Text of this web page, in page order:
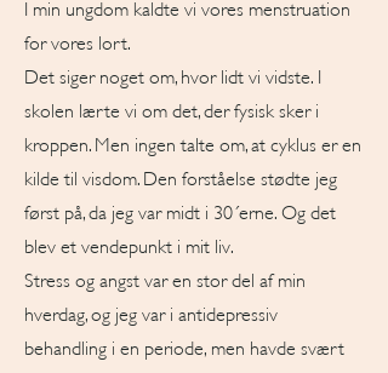
I min ungdom kaldte vi vores menstruation
for vores lort.
Det siger noget om, hvor lidt vi vidste. I
skolen lærte vi om det, der fysisk sker i
kroppen. Men ingen talte om, at cyklus er en
kilde til visdom. Den forståelse stødte jeg
først på, da jeg var midt i 30´erne. Og det
blev et vendepunkt i mit liv.
Stress og angst var en stor del af min
hverdag, og jeg var i antidepressiv
behandling i en periode, men havde svært